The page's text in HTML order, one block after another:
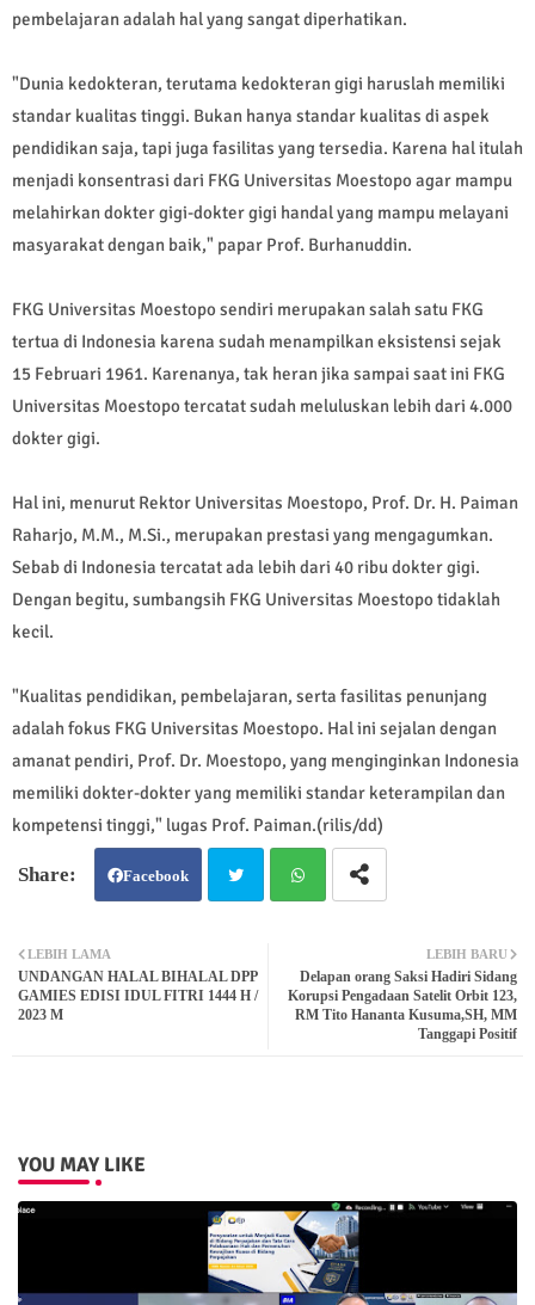
pembelajaran adalah hal yang sangat diperhatikan.
"Dunia kedokteran, terutama kedokteran gigi haruslah memiliki
standar kualitas tinggi. Bukan hanya standar kualitas di aspek
pendidikan saja, tapi juga fasilitas yang tersedia. Karena hal itulah
menjadi konsentrasi dari FKG Universitas Moestopo agar mampu
melahirkan dokter gigi-dokter gigi handal yang mampu melayani
masyarakat dengan baik," papar Prof. Burhanuddin.
FKG Universitas Moestopo sendiri merupakan salah satu FKG
tertua di Indonesia karena sudah menampilkan eksistensi sejak
15 Februari 1961. Karenanya, tak heran jika sampai saat ini FKG
Universitas Moestopo tercatat sudah meluluskan lebih dari 4.000
dokter gigi.
Hal ini, menurut Rektor Universitas Moestopo, Prof. Dr. H. Paiman
Raharjo, M.M., M.Si., merupakan prestasi yang mengagumkan.
Sebab di Indonesia tercatat ada lebih dari 40 ribu dokter gigi.
Dengan begitu, sumbangsih FKG Universitas Moestopo tidaklah
kecil.
"Kualitas pendidikan, pembelajaran, serta fasilitas penunjang
adalah fokus FKG Universitas Moestopo. Hal ini sejalan dengan
amanat pendiri, Prof. Dr. Moestopo, yang menginginkan Indonesia
memiliki dokter-dokter yang memiliki standar keterampilan dan
kompetensi tinggi," lugas Prof. Paiman.(rilis/dd)
Facebook
ter atsa
LEBIH BARU
Delapan orang Saksi Hadiri Sidang
Korupsi Pengadaan Satelit Orbit 123,
RM Tito Hananta Kusuma,SH, MM
Tanggapi Positif
LEBIH LAMA
UNDANGAN HALAL BIHALAL DPP
GAMIES EDISI IDUL FITRI 1444 H /
2023 M
YOU MAY LIKE